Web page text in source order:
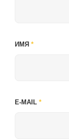
ИМЯ *
E-MAIL *